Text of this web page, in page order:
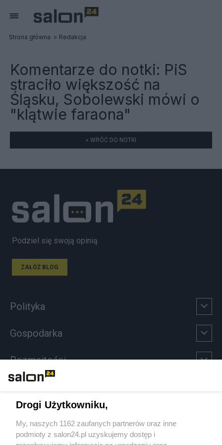
Strona główna Redakcja
Komentarze do notki: PiS
straciło większość na
Śląsku, Sobolewski mówi o
"klątwie faraona"
« WRÓĆ DO NOTKI
Podziel się swoją opinią
ZAŁÓŻ BLOG
Polityka
Gospodarka
Rozmaitości
Sport
Społeczeństwo
Drogi Użytkowniku,
My, naszych 1162 zaufanych partnerów oraz inne
podmioty z salon24.pl uzyskujemy dostęp i